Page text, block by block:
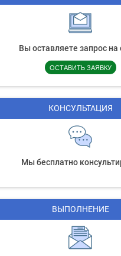
Вы оставляете запрос на
ОСТАВИТЬ ЗАЯВКУ
КОНСУЛЬТАЦИЯ
Мы бесплатно
ВЫПОЛНЕНИЕ